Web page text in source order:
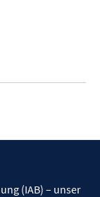
(IAB) – unser